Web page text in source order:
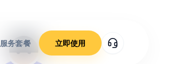
服务套餐 立即使用